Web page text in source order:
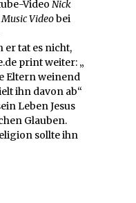
Video Nick
Videobei
er tat es nicht,
print weiter: „
Eltern weinend
ihn davon ab“
Leben Jesus
Glauben.
sollte ihn